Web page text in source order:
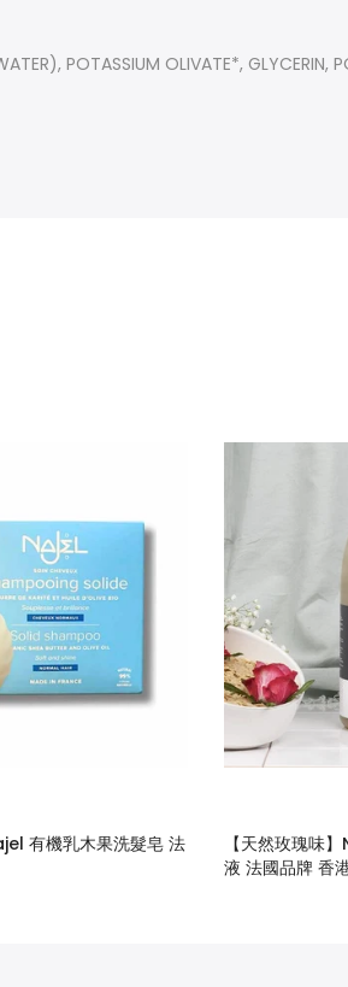
POTASSIUM OLIVATE*, GLYCERIN,
有機乳木果洗髮皂 法
【天然玫瑰味
液 法國品牌 香